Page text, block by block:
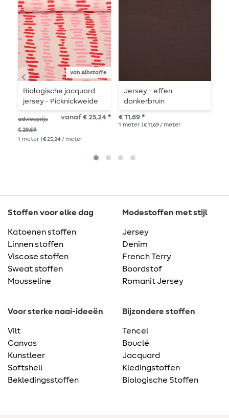
van Albstoffe
Biologische jacquard
jersey - Picknickweide
Beige Rood
adviesprijs
€ 29,69
vanaf € 25,24 *
1 meter | € 25,24 / meter
Jersey - effen
donkerbruin
€ 11,69 *
1 meter | € 11,69 / meter
Stoffen voor elke dag
Katoenen stoffen
Linnen stoffen
Viscose stoffen
Sweat stoffen
Mousseline
Modestoffen met stijl
Jersey
Denim
French Terry
Boordstof
Romanit Jersey
Voor sterke naai-ideeën
Vilt
Canvas
Kunstleer
Softshell
Bekledingsstoffen
Bijzondere stoffen
Tencel
Bouclé
Jacquard
Kledingstoffen
Biologische Stoffen